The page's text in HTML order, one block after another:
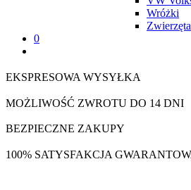
Wróżki
Zwierzęta
0
EKSPRESOWA WYSYŁKA
MOŻLIWOŚĆ ZWROTU DO 14 DNI
BEZPIECZNE ZAKUPY
100% SATYSFAKCJA